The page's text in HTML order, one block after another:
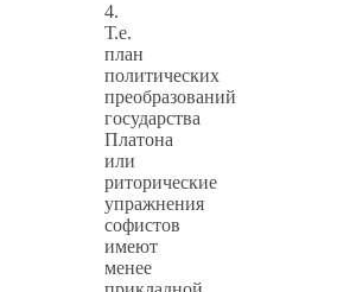
4.
Т.е.
план
политических
преобразований
государства
Платона
или
риторические
упражнения
софистов
имеют
менее